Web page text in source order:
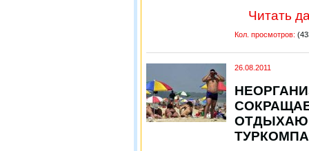
Читать
Кол. просмотров:
26.08.2011